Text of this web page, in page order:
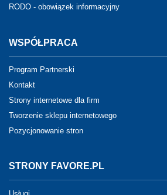
RODO - obowiązek informacyjny
WSPÓŁPRACA
Program Partnerski
Kontakt
Strony internetowe dla firm
Tworzenie sklepu internetowego
Pozycjonowanie stron
STRONY FAVORE.PL
Usługi